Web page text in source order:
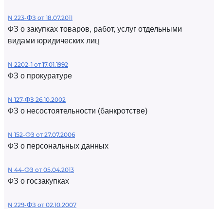
N 223-ФЗ от 18.07.2011
ФЗ о закупках товаров, работ, услуг отдельными
видами юридических лиц
N 2202-1 от 17.01.1992
ФЗ о прокуратуре
N 127-ФЗ 26.10.2002
ФЗ о несостоятельности (банкротстве)
N 152-ФЗ от 27.07.2006
ФЗ о персональных данных
N 44-ФЗ от 05.04.2013
ФЗ о госзакупках
N 229-ФЗ от 02.10.2007